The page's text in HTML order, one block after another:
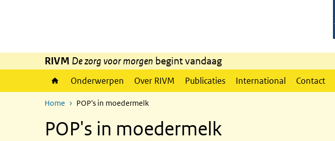
RIVM De zorg voor morgen begint vandaag
Onderwerpen Over RIVM Publicaties International Contact
Home POP's in moedermelk
POP's in moedermelk